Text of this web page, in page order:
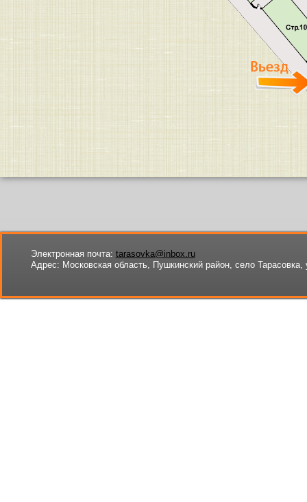
Электронная почта: tarasovka@inbox.ru
Адрес: Московская область, Пушкинский район, село